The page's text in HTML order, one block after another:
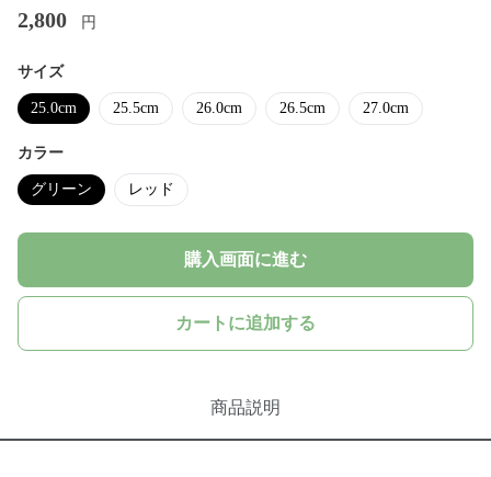
2,800 円
サイズ
25.0cm 25.5cm 26.0cm 26.5cm 27.0cm
カラー
グリーン レッド
購入画面に進む
カートに追加する
商品説明